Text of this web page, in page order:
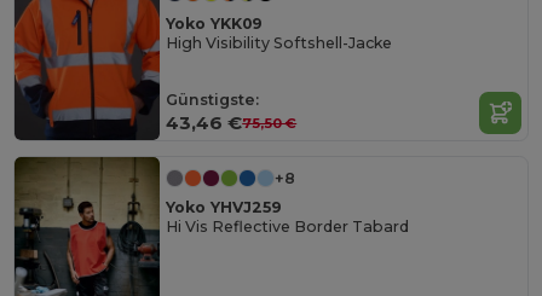
Yoko YKK09
High Visibility Softshell-Jacke
Günstigste:
43,46 €75,50 €
+8
Yoko YHVJ259
Hi Vis Reflective Border Tabard